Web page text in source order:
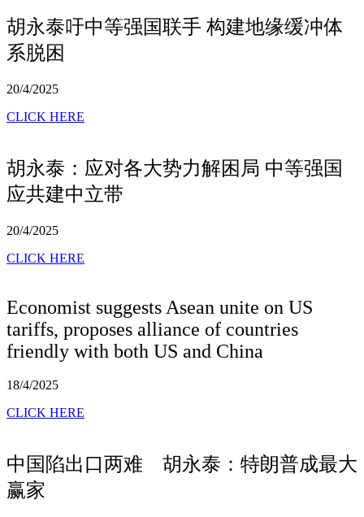
胡永泰吁中等强国联手 构建地缘缓冲体
系脱困
20/4/2025
CLICK HERE
胡永泰：应对各大势力解困局 中等强国
应共建中立带
20/4/2025
CLICK HERE
Economist suggests Asean unite on US
tariffs, proposes alliance of countries
friendly with both US and China
18/4/2025
CLICK HERE
中国陷出口两难 胡永泰：特朗普成最大
赢家